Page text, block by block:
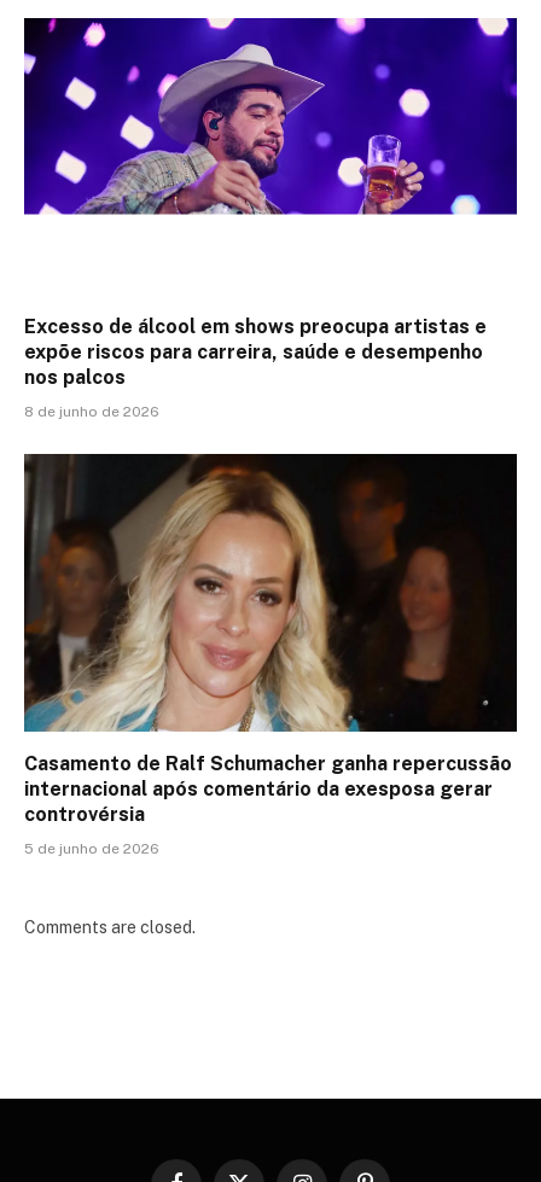
Excesso de álcool em shows preocupa artistas e
expõe riscos para carreira, saúde e desempenho
nos palcos
8 de junho de 2026
Casamento de Ralf Schumacher ganha repercussão
internacional após comentário da exesposa gerar
controvérsia
5 de junho de 2026
Comments are closed.